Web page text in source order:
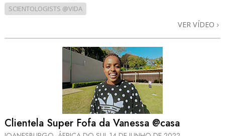
SCIENTOLOGISTS @VIDA
VER VÍDEO
Clientela Super Fofa da Vanessa @casa